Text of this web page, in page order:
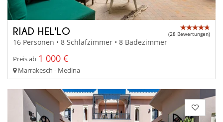
RIAD HEL'LO (28 Bewertungen)
16 Personen • 8 Schlafzimmer • 8 Badezimmer
Preis ab 1 000 €
Marrakesch - Medina